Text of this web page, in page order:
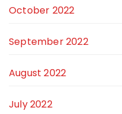
October 2022
September 2022
August 2022
July 2022